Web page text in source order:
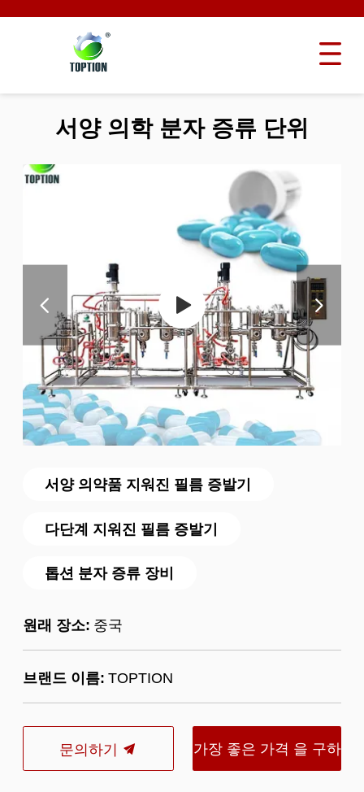
서양 의약품 지워진 필름 증발기
다단계 지워진 필름 증발기
톱션 분자 증류 장비
원래 장소: 중국
브랜드 이름: TOPTION
문의하기 가장 좋은 가격 을 구하
서양 의학 분자 증류 단위